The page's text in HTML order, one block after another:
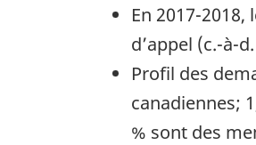
En 2017-
d’appel (c.-à-
Profil des
canadiennes;
% sont des